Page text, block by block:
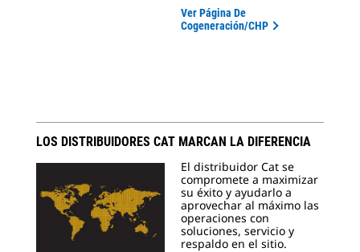
Ver Página De
Cogeneración/CHP
LOS DISTRIBUIDORES CAT MARCAN LA DIFERENCIA
El distribuidor Cat se
compromete a maximizar
su éxito y ayudarlo a
aprovechar al máximo las
operaciones con
soluciones, servicio y
respaldo en el sitio.